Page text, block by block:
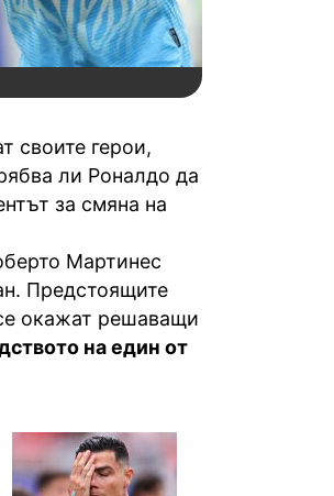
своите герои,
ли Роналдо да
за смяна на
Мартинес
Предстоящите
окажат решаващи
на един от